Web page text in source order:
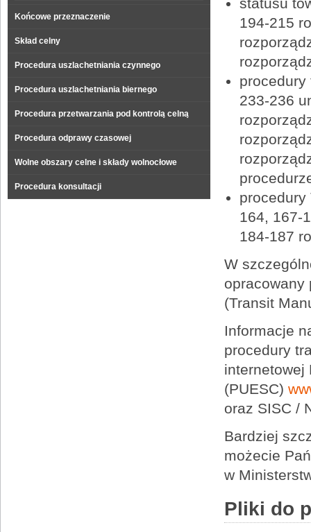
Końcowe przeznaczenie
Skład celny
Procedura uszlachetniania czynnego
Procedura uszlachetniania biernego
Procedura przetwarzania pod kontrolą celną
Procedura odprawy czasowej
Wolne obszary celne i składy wolnocłowe
Procedura konsultacji
194-215
procedury
233-236
procedury
164, 167-
184-187
W
opracowany
(Transit
Informacje
procedury
internetowej
(PUESC)
oraz SISC /
Bardziej
możecie
w
Pliki do